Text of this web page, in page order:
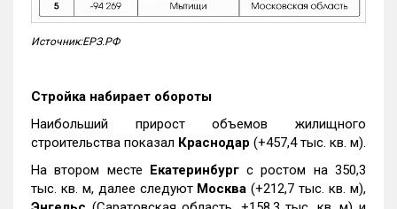
Источник:ЕРЗ.РФ
Стройка набирает обороты
Наибольший прирост объемов жилищного
строительства показал Краснодар (+457,4 тыс. кв. м).
На втором месте Екатеринбургс ростом на 350,3
тыс. кв. м, далее следуют Москва (+212,7 тыс. кв. м),